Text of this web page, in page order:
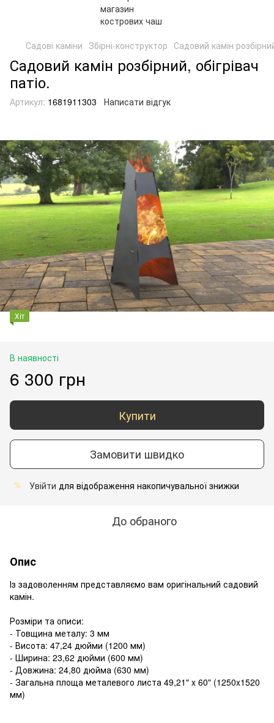
Садові каміни Збірні-конструктор Садовий камін
Садовий камін розбірний, обігрівач
патіо.
Артикул: 1681911303 Написати відгук
Хіт
В наявності
6 300 грн
Купити
Замовити швидко
% Увійти для відображення накопичувальної знижки
До обраного
Опис
Із задоволенням представляємо вам оригінальний садовий
камін.
Розміри та описи:
- Товщина металу: 3 мм
- Висота: 47,24 дюйми (1200 мм)
- Ширина: 23,62 дюйми (600 мм)
- Довжина: 24,80 дюйма (630 мм)
- Загальна площа металевого листа 49,21" x 60" (1250x1520
мм)